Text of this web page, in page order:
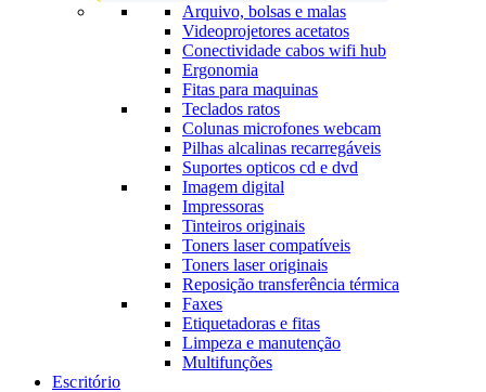
Arquivo, bolsas e malas
Videoprojetores acetatos
Conectividade cabos wifi hub
Ergonomia
Fitas para maquinas
Teclados ratos
Colunas microfones webcam
Pilhas alcalinas recarregáveis
Suportes opticos cd e dvd
Imagem digital
Impressoras
Tinteiros originais
Toners laser compatíveis
Toners laser originais
Reposição transferência térmica
Faxes
Etiquetadoras e fitas
Limpeza e manutenção
Multifunções
Escritório